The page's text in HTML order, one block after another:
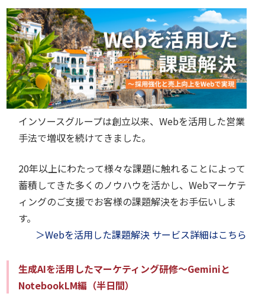
インソースグループは創立以来、Webを活用した営業
手法で増収を続けてきました。
20年以上にわたって様々な課題に触れることによって
蓄積してきた多くのノウハウを活かし、Webマーケテ
ィングのご支援でお客様の課題解決をお手伝いしま
す。
＞Webを活用した課題解決 サービス詳細はこちら
生成AIを活用したマーケティング研修～Geminiと
NotebookLM編（半日間）